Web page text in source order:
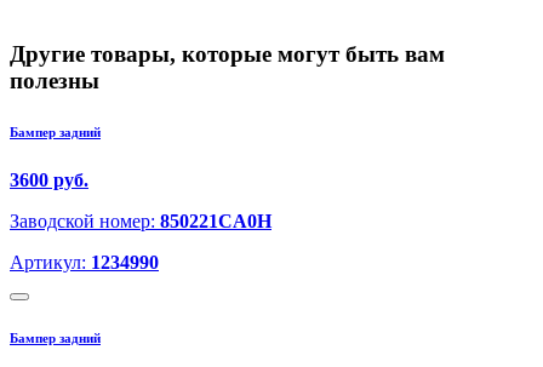
Другие товары, которые могут быть вам
полезны
Бампер задний
3600 руб.
Заводской номер: 850221CA0H
Артикул: 1234990
Бампер задний